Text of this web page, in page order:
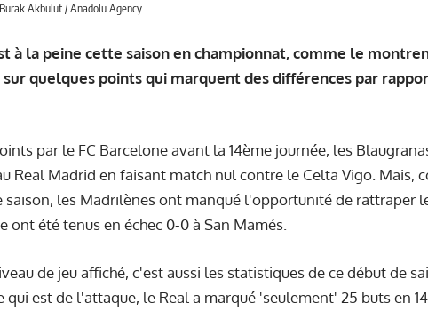
Akbulut / Anadolu Agency
à la peine cette saison en championnat, comme le
quelques points qui marquent des différences par
par le FC Barcelone avant la 14ème journée, les
Real Madrid en faisant match nul contre le Celta Vigo. Mais,
les Madrilènes ont manqué l'opportunité de rattraper
ont été tenus en échec 0-0 à San Mamés.
de jeu affiché, c'est aussi les statistiques de ce début de
qui est de l'attaque, le Real a marqué 'seulement' 25 buts en